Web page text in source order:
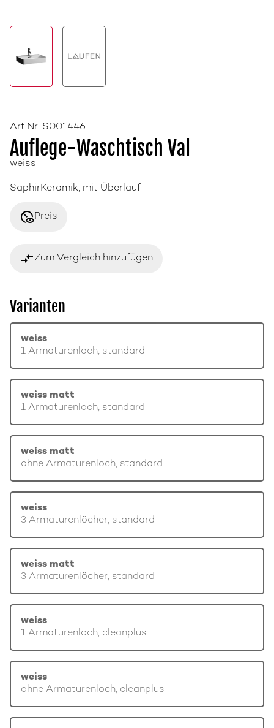
Art.Nr. S001446
Auflege-Waschtisch Val
weiss
SaphirKeramik, mit Überlauf
disabled_visiblePreis
compare_arrowsZum Vergleich hinzufügen
Varianten
weiss
1 Armaturenloch, standard
weiss matt
1 Armaturenloch, standard
weiss matt
ohne Armaturenloch, standard
weiss
3 Armaturenlöcher, standard
weiss matt
3 Armaturenlöcher, standard
weiss
1 Armaturenloch, cleanplus
weiss
ohne Armaturenloch, cleanplus